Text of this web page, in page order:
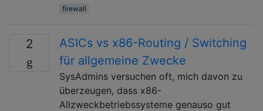
firewall
2
ASICs vs x86-Routing / Switching
für allgemeine Zwecke
SysAdmins versuchen oft, mich davon zu
überzeugen, dass x86-
Allzweckbetriebssysteme genauso gut